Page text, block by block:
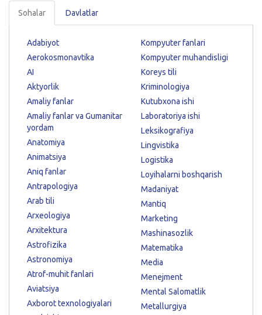
Sohalar Davlatlar
Adabiyot
Aerokosmonavtika
AI
Aktyorlik
Amaliy fanlar
Amaliy fanlar va Gumanitar
yordam
Anatomiya
Animatsiya
Aniq fanlar
Antrapologiya
Arab tili
Arxeologiya
Arxitektura
Astrofizika
Astronomiya
Atrof-muhit fanlari
Aviatsiya
Axborot texnologiyalari
Kompyuter fanlari
Kompyuter muhandisligi
Koreys tili
Kriminologiya
Kutubxona ishi
Laboratoriya ishi
Leksikografiya
Lingvistika
Logistika
Loyihalarni boshqarish
Madaniyat
Mantiq
Marketing
Mashinasozlik
Matematika
Media
Menejment
Mental Salomatlik
Metallurgiya